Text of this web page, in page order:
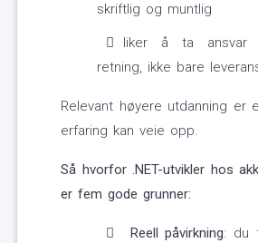
skriftlig og muntlig
liker å ta
retning, ikke bare
Relevant høyere utdanning er
erfaring kan veie opp.
Så hvorfor .NET-utvikler hos
er fem gode grunner:
Reell påvirkning: du